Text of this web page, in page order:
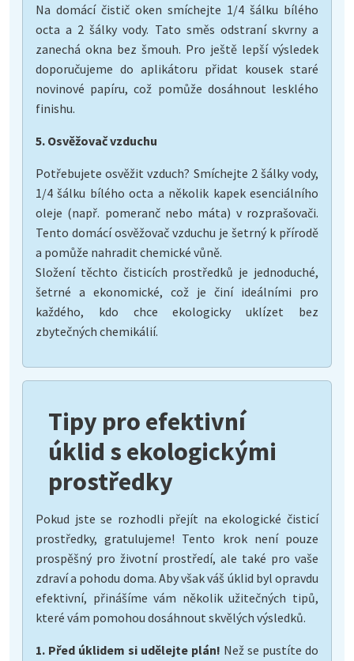
Na domácí čistič oken smíchejte 1/4 šálku bílého
octa a 2 šálky vody. Tato směs odstraní skvrny a
zanechá okna bez šmouh. Pro ještě lepší výsledek
doporučujeme do aplikátoru přidat kousek staré
novinové papíru, což pomůže dosáhnout lesklého
finishu.
5. Osvěžovač vzduchu
Potřebujete osvěžit vzduch? Smíchejte 2 šálky vody,
1/4 šálku bílého octa a několik kapek esenciálního
oleje (např. pomeranč nebo máta) v rozprašovači.
Tento domácí osvěžovač vzduchu je šetrný k přírodě
a pomůže nahradit chemické vůně.
Složení těchto čisticích prostředků je jednoduché,
šetrné a ekonomické, což je činí ideálními pro
každého, kdo chce ekologicky uklízet bez
zbytečných chemikálií.
Tipy pro efektivní
úklid s ekologickými
prostředky
Pokud jste se rozhodli přejít na ekologické čisticí
prostředky, gratulujeme! Tento krok není pouze
prospěšný pro životní prostředí, ale také pro vaše
zdraví a pohodu doma. Aby však váš úklid byl opravdu
efektivní, přinášíme vám několik užitečných tipů,
které vám pomohou dosáhnout skvělých výsledků.
1. Před úklidem si udělejte plán! Než se pustíte do